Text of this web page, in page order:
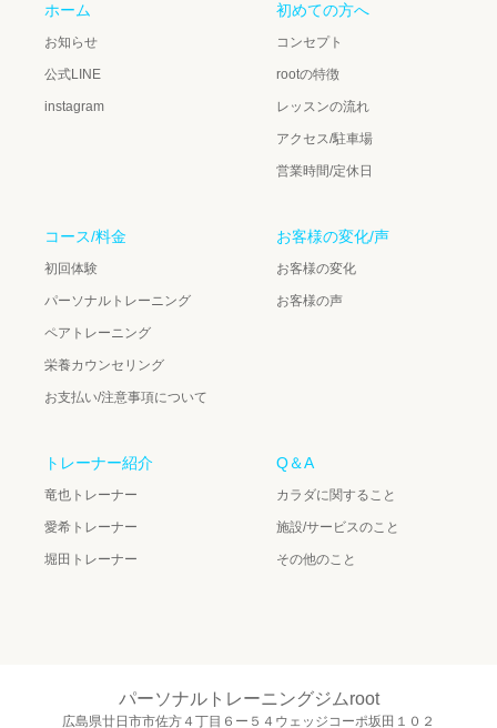
ホーム
お知らせ
公式LINE
instagram
初めての方へ
コンセプト
rootの特徴
レッスンの流れ
アクセス/駐車場
営業時間/定休日
コース/料金
初回体験
パーソナルトレーニング
ペアトレーニング
栄養カウンセリング
お支払い/注意事項について
お客様の変化/声
お客様の変化
お客様の声
トレーナー紹介
竜也トレーナー
愛希トレーナー
堀田トレーナー
Q＆A
カラダに関すること
施設/サービスのこと
その他のこと
パーソナルトレーニングジムroot
広島県廿日市市佐方４丁目６ー５４ウェッジコーポ坂田１０２